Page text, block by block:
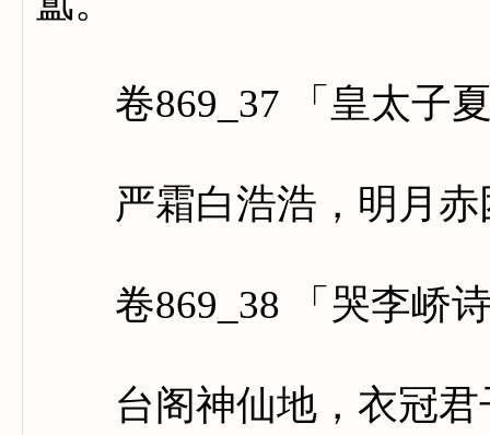
卷869_37 「皇太子夏
严霜白浩浩，明月赤
卷869_38 「哭李峤
台阁神仙地，衣冠君